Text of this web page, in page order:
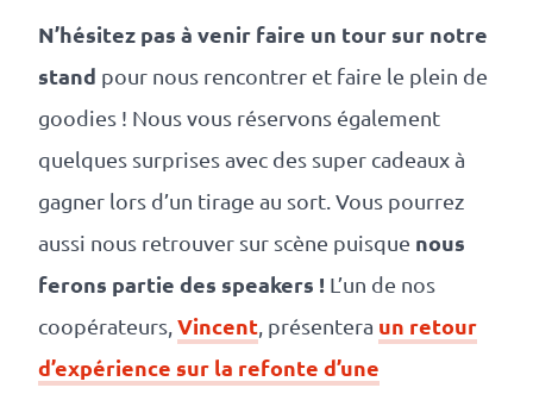
revenus
API
Platform
Conference
Le
blog
N’hésitez pas à venir faire un tour sur notre
stand pour nous rencontrer et faire le plein de
goodies ! Nous vous réservons également
quelques surprises avec des super cadeaux à
gagner lors d’un tirage au sort. Vous pourrez
aussi nous retrouver sur scène puisque nous
ferons partie des speakers ! L’un de nos
coopérateurs, Vincent , présentera un retour
d’expérience sur la refonte d’une